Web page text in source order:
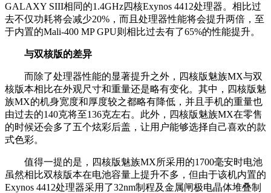
GALAXY SIII相同的1.4GHz四核Exynos 4412处理器。相比过
去不仅功耗将会减少20%，而且处理器性能将会提升两倍，至
于内置的Mali-400 MP GPU则相比过去有了65%的性能提升。
与双核版的差异
而除了处理器性能的显著提升之外，四核版魅族MX与双
核版本相比在外观尺寸和重量还是略有变化。其中，四核版魅
族MX的机身宽度和厚度较之都略有降低，并且手机的重量也
由过去的140克将至136克左右。此外，四核版魅族MX在零售
的时候还会多了五个炫彩后盖，让用户能够选择自己喜欢的款
式色彩。
值得一提的是，四核版魅族MX所采用的1700毫安时电池
虽然相比双核版本在电池容量上提升不多，但由于该机内置的
Exynos 4412处理器采用了32nm制程及金属闸极电晶体堆叠制